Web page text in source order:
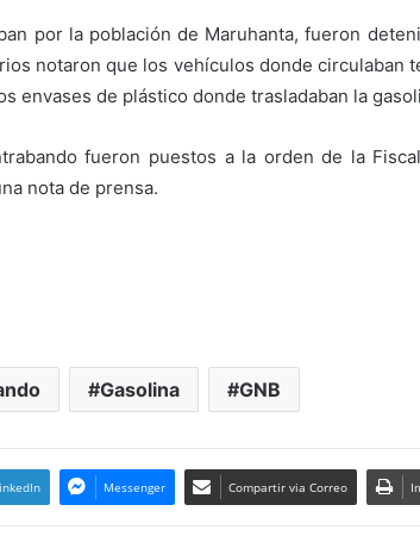
por la población de Maruhanta, fueron
notaron que los vehículos donde circulaban
envases de plástico donde trasladaban la
fueron puestos a la orden de la
nota de prensa.
Gasolina GNB
Messenger Compartir via Correo